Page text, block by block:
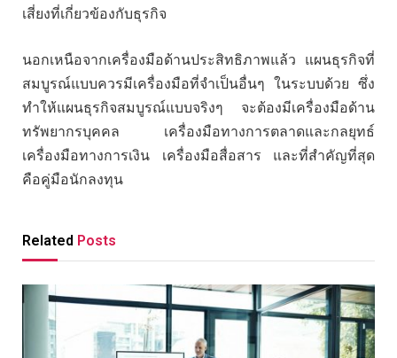
เสี่ยงที่เกี่ยวข้องกับธุรกิจ
นอกเหนือจากเครื่องมือด้านประสิทธิภาพแล้ว แผนธุรกิจที่
สมบูรณ์แบบควรมีเครื่องมือที่จำเป็นอื่นๆ ในระบบด้วย ซึ่ง
ทำให้แผนธุรกิจสมบูรณ์แบบจริงๆ จะต้องมีเครื่องมือด้าน
ทรัพยากรบุคคล เครื่องมือทางการตลาดและกลยุทธ์
เครื่องมือทางการเงิน เครื่องมือสื่อสาร และที่สำคัญที่สุด
คือคู่มือนักลงทุน
Related Posts